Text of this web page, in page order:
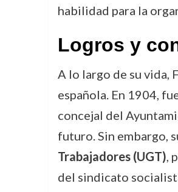
habilidad para la
Logros y
A lo largo de su vida,
española. En 1904,
concejal del
futuro. Sin embargo,
Trabajadores (UGT),
del sindicato